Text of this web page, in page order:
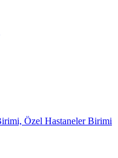
Özel Hastaneler Birimi